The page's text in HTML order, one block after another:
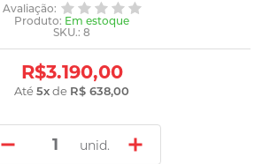
Avaliação:
Produto: Em estoque
SKU.: 8
R$3.190,00
Até5xde R$ 638,00
unid.